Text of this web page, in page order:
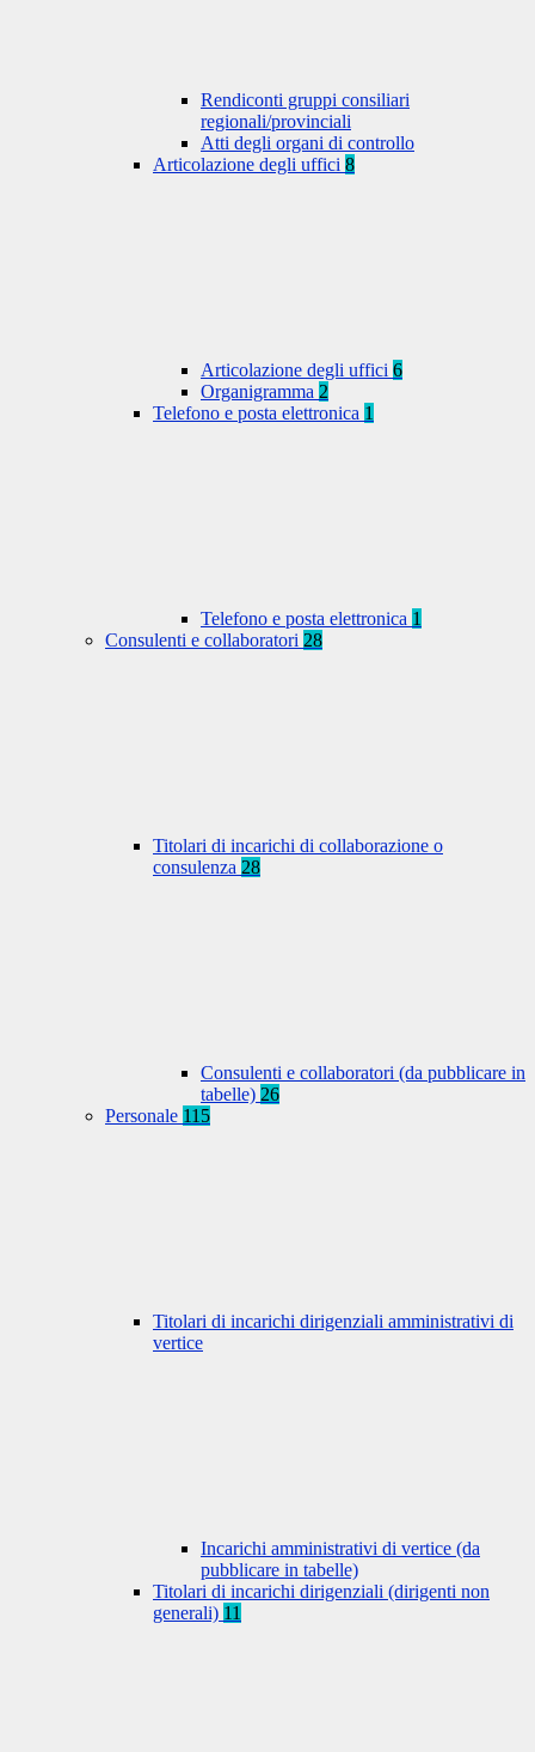
Rendiconti gruppi consiliari
regionali/provinciali
Atti degli organi di controllo
Articolazione degli uffici 8
Articolazione degli uffici 6
Organigramma 2
Telefono e posta elettronica 1
Telefono e posta elettronica 1
Consulenti e collaboratori 28
Titolari di incarichi di collaborazione o
consulenza 28
Consulenti e collaboratori (da pubblicare in
tabelle) 26
Personale 115
Titolari di incarichi dirigenziali amministrativi di
vertice
Incarichi amministrativi di vertice (da
pubblicare in tabelle)
Titolari di incarichi dirigenziali (dirigenti non
generali) 11